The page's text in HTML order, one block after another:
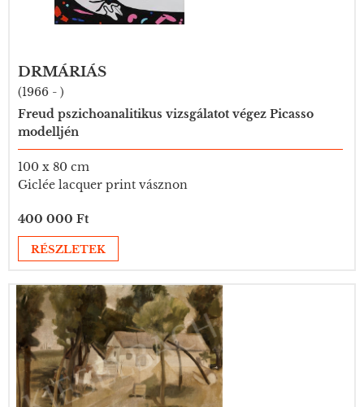
DRMÁRIÁS
(1966 - )
Freud pszichoanalitikus vizsgálatot végez Picasso
modelljén
100 x 80 cm
Giclée lacquer print vásznon
400 000 Ft
RÉSZLETEK